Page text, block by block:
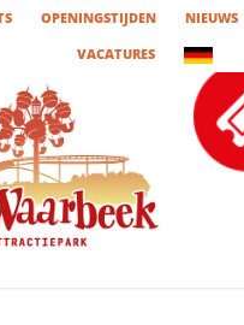
OPENINGSTIJDEN NIEUWS
VACATURES